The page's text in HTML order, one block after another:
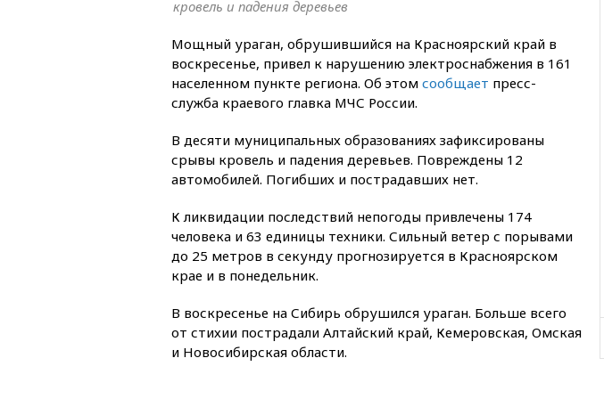
кровель и падения деревьев
Мощный ураган, обрушившийся на Красноярский край в
воскресенье, привел к нарушению электроснабжения в 161
населенном пункте региона. Об этом сообщает пресс-
служба краевого главка МЧС России.
В десяти муниципальных образованиях зафиксированы
срывы кровель и падения деревьев. Повреждены 12
автомобилей. Погибших и пострадавших нет.
К ликвидации последствий непогоды привлечены 174
человека и 63 единицы техники. Сильный ветер с порывами
до 25 метров в секунду прогнозируется в Красноярском
крае и в понедельник.
В воскресенье на Сибирь обрушился ураган. Больше всего
от стихии пострадали Алтайский край, Кемеровская, Омская
и Новосибирская области.